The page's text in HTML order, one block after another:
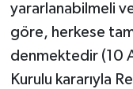
yararlanabilmeli
göre, herkese tam
denmektedir (10
Kurulu kararıyla